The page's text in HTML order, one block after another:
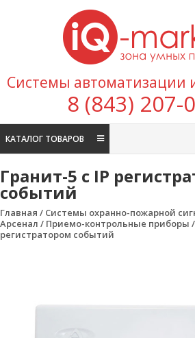
Перейти к содержимому
Системы автоматизации
8 (843) 207-
КАТАЛОГ ТОВАРОВ
Гранит-5 с IP
событий
Главная / Системы охранно-пожарной
Арсенал / Приемо-контрольные приборы /
регистратором событий